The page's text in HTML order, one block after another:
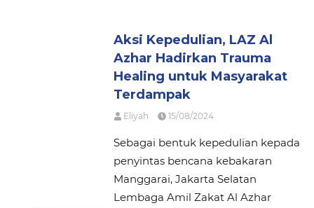
Aksi Kepedulian, LAZ Al
Azhar Hadirkan Trauma
Healing untuk Masyarakat
Terdampak
Eliyah 15/08/2024
Sebagai bentuk kepedulian kepada
penyintas bencana kebakaran
Manggarai, Jakarta Selatan
Lembaga Amil Zakat Al Azhar